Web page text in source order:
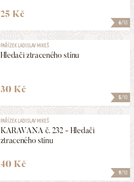
6/10
25 Kč
5/10
PAŘÍZEK LADISLAV MIKEŠ
Hledači ztraceného stínu
30 Kč
9/10
PAŘÍZEK LADISLAV MIKEŠ
KARAVANA č. 232 - Hledači
ztraceného stínu
40 Kč